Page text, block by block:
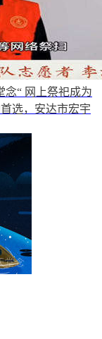
念“ 网上祭祀成为
选，安达市宏宇